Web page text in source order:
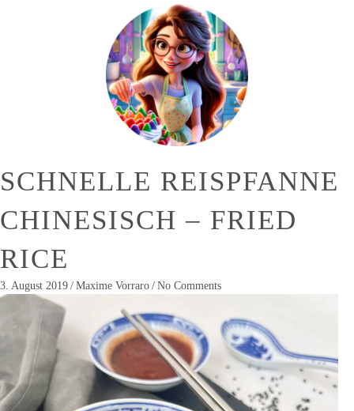
SCHNELLE REISPFANNE
CHINESISCH – FRIED
RICE
3. August 2019 / Maxime Vorraro / No Comments